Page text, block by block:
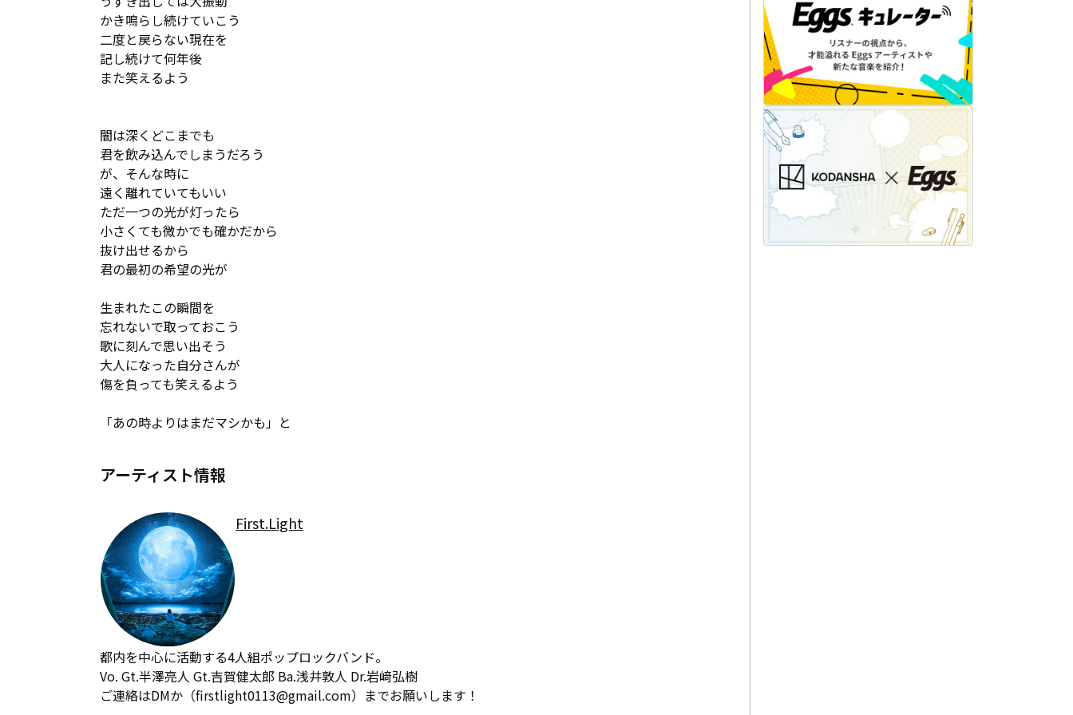
かき鳴らし続けていこう
二度と戻らない現在を
記し続けて何年後
また笑えるよう
闇は深くどこまでも
君を飲み込んでしまうだろう
が、そんな時に
遠く離れていてもいい
ただ一つの光が灯ったら
小さくても微かでも確かだから
抜け出せるから
君の最初の希望の光が
生まれたこの瞬間を
忘れないで取っておこう
歌に刻んで思い出そう
大人になった自分さんが
傷を負っても笑えるよう
「あの時よりはまだマシかも」と
アーティスト情報
First.Light
都内を中心に活動する4人組ポップロックバンド。
Vo. Gt.半澤亮人 Gt.吉賀健太郎 Ba.浅井敦人 Dr.岩﨑弘樹
ご連絡はDMか（firstlight0113@gmail.com）までお願いします！